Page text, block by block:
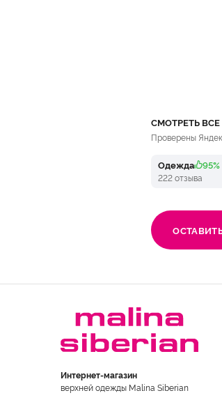
СМОТРЕТЬ
Проверены
Одежда 95%
222 отзыва
Интернет-магазин
верхней одежды Malina Siberian